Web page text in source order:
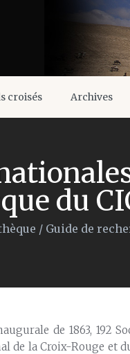
croisés Archives
du
/ Guide de
de 1863, 192
de la Croix-Rouge et